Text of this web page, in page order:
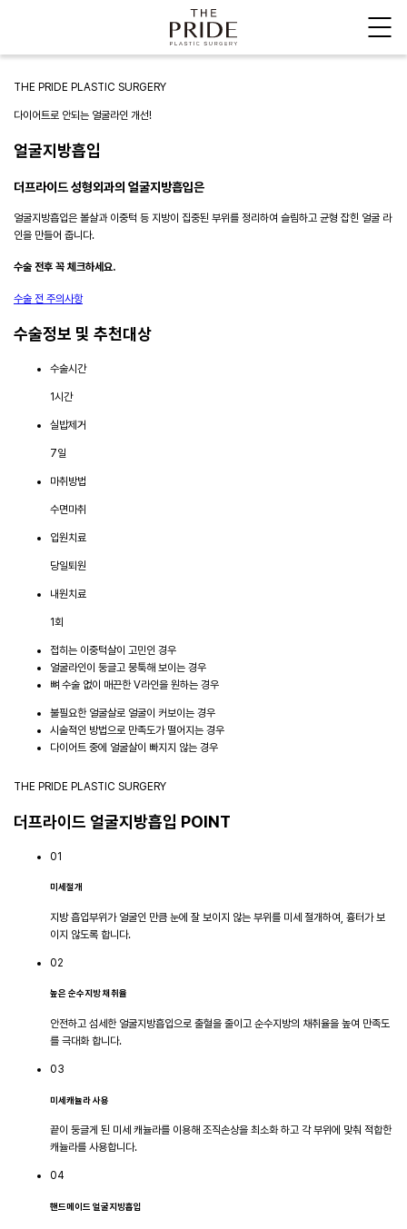
THE PRIDE PLASTIC SURGERY
다이어트로 안되는 얼굴라인 개선!
얼굴지방흡입
더프라이드 성형외과의 얼굴지방흡입은
얼굴지방흡입은 볼살과 이중턱 등 지방이 집중된 부위를 정리하여 슬림하고 균형 잡힌 얼굴 라
인을 만들어 줍니다.
수술 전후 꼭 체크하세요.
수술 전 주의사항
수술정보 및 추천대상
수술시간
1시간
실밥제거
7일
마취방법
수면마취
입원치료
당일퇴원
내원치료
1회
접히는 이중턱살이 고민인 경우
얼굴라인이 둥글고 뭉툭해 보이는 경우
뼈 수술 없이 매끈한 V라인을 원하는 경우
불필요한 얼굴살로 얼굴이 커보이는 경우
시술적인 방법으로 만족도가 떨어지는 경우
다이어트 중에 얼굴살이 빠지지 않는 경우
THE PRIDE PLASTIC SURGERY
더프라이드 얼굴지방흡입 POINT
01
미세절개
지방 흡입부위가 얼굴인 만큼 눈에 잘 보이지 않는 부위를 미세 절개하여, 흉터가 보
이지 않도록 합니다.
02
높은 순수지방 채취율
안전하고 섬세한 얼굴지방흡입으로 출혈을 줄이고 순수지방의 채취율을 높여 만족도
를 극대화 합니다.
03
미세캐뉼라 사용
끝이 둥글게 된 미세 캐뉼라를 이용해 조직손상을 최소화 하고 각 부위에 맞춰 적합한
캐뉼라를 사용합니다.
04
핸드메이드 얼굴지방흡입